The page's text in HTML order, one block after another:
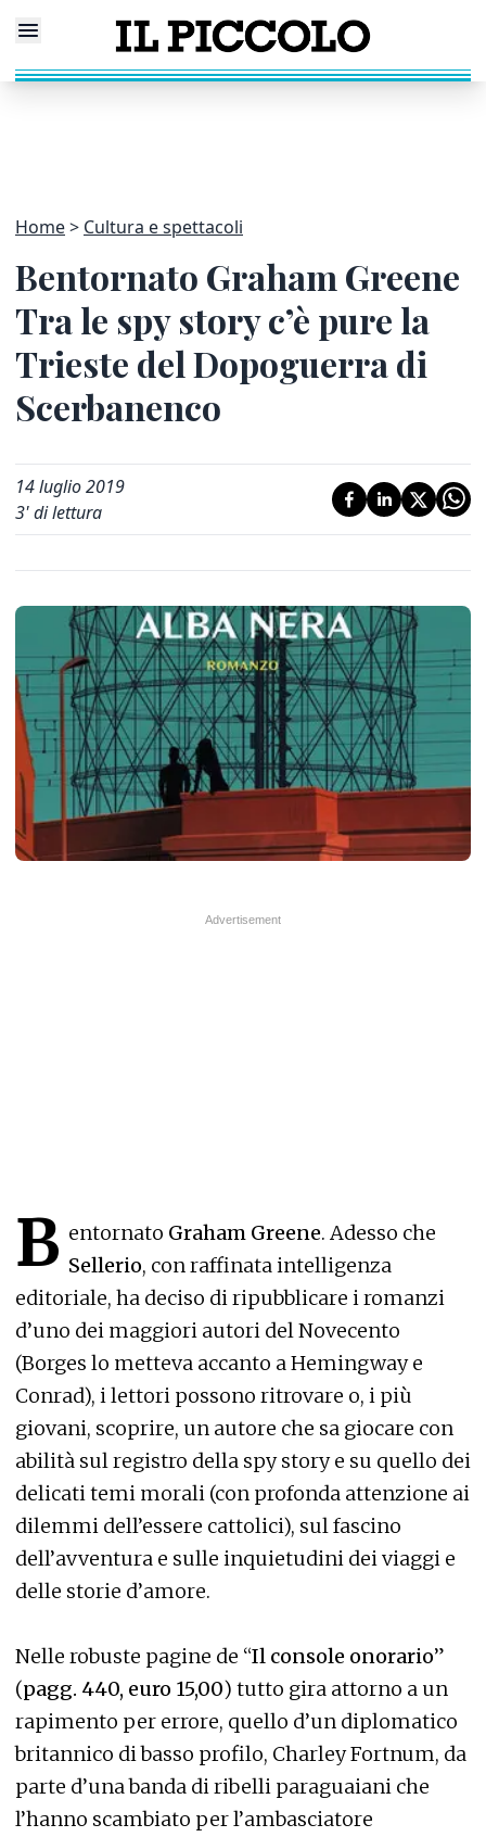
Home Cultura e spettacoli
Bentornato Graham Greene
Tra le spy story c’è pure la
Trieste del Dopoguerra di
Scerbanenco
14 luglio 2019
3' di lettura
B entornato Graham Greene. Adesso che
Sellerio, con raffinata intelligenza
editoriale, ha deciso di ripubblicare i romanzi
d’uno dei maggiori autori del Novecento
(Borges lo metteva accanto a Hemingway e
Conrad), i lettori possono ritrovare o, i più
giovani, scoprire, un autore che sa giocare con
abilità sul registro della spy story e su quello dei
delicati temi morali (con profonda attenzione ai
dilemmi dell’essere cattolici), sul fascino
dell’avventura e sulle inquietudini dei viaggi e
delle storie d’amore.
Nelle robuste pagine de “Il console onorario”
(pagg. 440, euro 15,00) tutto gira attorno a un
rapimento per errore, quello d’un diplomatico
britannico di basso profilo, Charley Fortnum, da
parte d’una banda di ribelli paraguaiani che
l’hanno scambiato per l’ambasciatore